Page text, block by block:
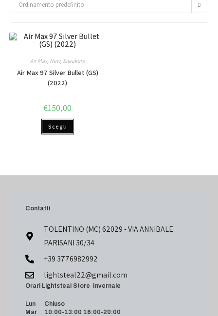
Ordinamento predefinito
Air Max, New, Sneakers
Air Max 97 Silver Bullet (GS)
(2022)
€150,00
Scegli
Contatti
TOLENTINO (MC) 62029 - VIA ANNIBALE
PARISANI 30/34
+39 3776982992
lightsteal22@gmail.com
Orari Lightsteal Store Invernale
Lun Chiuso
Mar 10:00-13:00 16:00-20:00